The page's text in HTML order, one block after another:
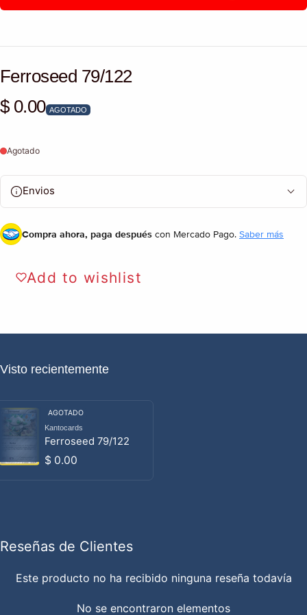
Ferroseed 79/122
Precio habitual
$ 0.00 AGOTADO
Agotado
Envios
Compra ahora, paga después con Mercado Pago. Saber más
Add to wishlist
Visto recientemente
AGOTADO
Proveedor:
Kantocards
Ferroseed 79/122
Precio habitual
$ 0.00
Reseñas de Clientes
Este producto no ha recibido ninguna reseña todavía
No se encontraron elementos